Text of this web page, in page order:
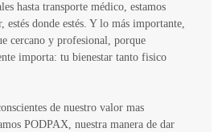
hasta transporte médico, estamos
estés donde estés. Y lo más importante,
cercano y profesional, porque
importa: tu bienestar tanto fisico
de nuestro valor mas
PODPAX, nuestra manera de dar